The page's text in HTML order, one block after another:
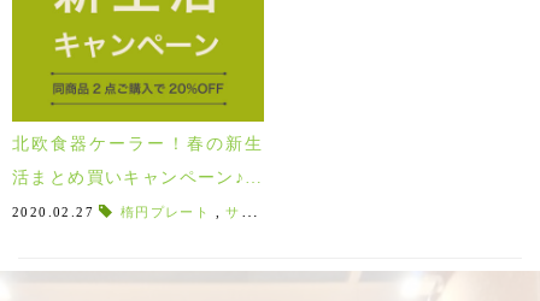
北欧食器ケーラー！春の新生
活まとめ買いキャンペーン♪～
3/31
2020.02.27 楕円プレート ,サーモカップ